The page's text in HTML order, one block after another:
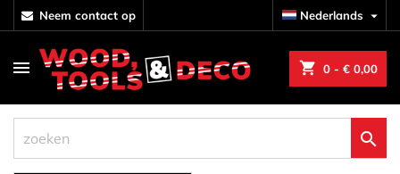
neem contact op Nederlands 
shopping_cart 0 - € 0,00
